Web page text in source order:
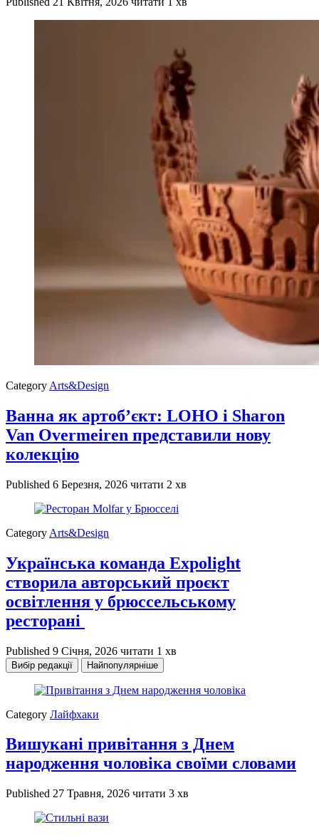
Category Arts&Design
Ванна як артоб’єкт: LOHO і Sharon
Van Overmeiren представили нову
колекцію
Published 6 Березня, 2026 читати 2 хв
Category Arts&Design
Українська команда Expolight
створила авторський проєкт
освітлення у брюссельському
ресторані
Published 9 Січня, 2026 читати 1 хв
Вибір редакції Найпопулярніше
Category Лайфхаки
Вишукані привітання з Днем
народження чоловіка своїми словами
Published 27 Травня, 2026 читати 3 хв